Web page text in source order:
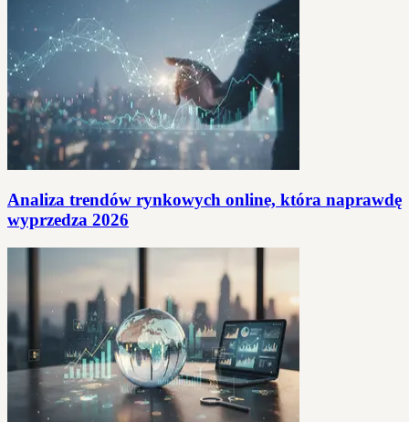
Analiza trendów rynkowych online, która naprawdę
wyprzedza 2026